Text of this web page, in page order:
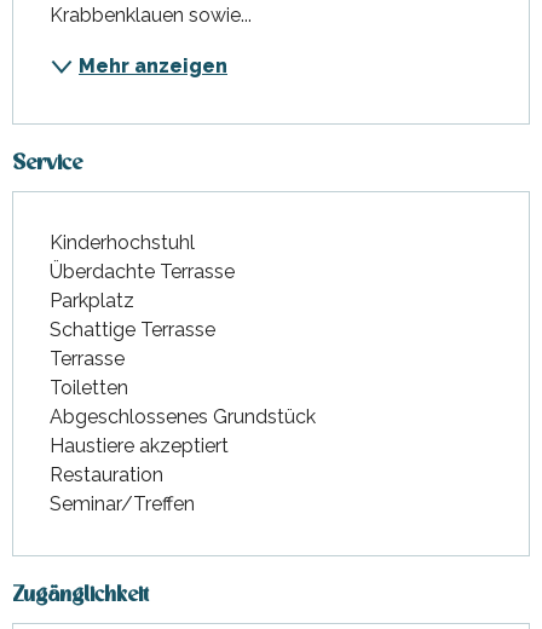
Krabbenklauen sowie...
Mehr anzeigen
Service
Kinderhochstuhl
Überdachte Terrasse
Parkplatz
Schattige Terrasse
Terrasse
Toiletten
Abgeschlossenes Grundstück
Haustiere akzeptiert
Restauration
Seminar/Treffen
Zugänglichkeit